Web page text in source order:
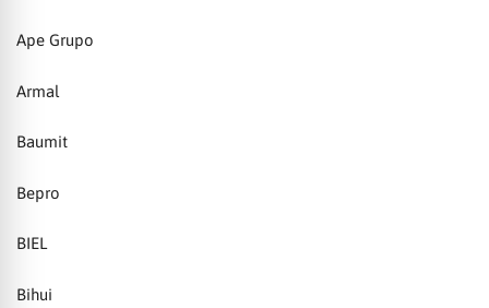
Ape Grupo
Armal
Baumit
Bepro
BIEL
Bihui